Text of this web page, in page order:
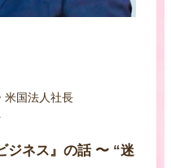
米国法人社長
ジネス』の話 〜 “迷